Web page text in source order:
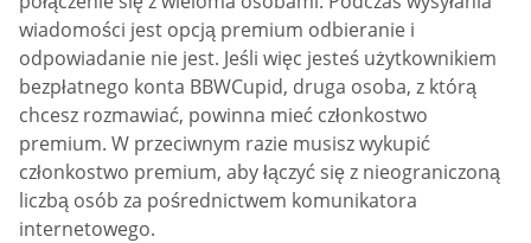
wiadomości jest opcją premium odbieranie i
odpowiadanie nie jest. Jeśli więc jesteś użytkownikiem
bezpłatnego konta BBWCupid, druga osoba, z którą
chcesz rozmawiać, powinna mieć członkostwo
premium. W przeciwnym razie musisz wykupić
członkostwo premium, aby łączyć się z nieograniczoną
liczbą osób za pośrednictwem komunikatora
internetowego.